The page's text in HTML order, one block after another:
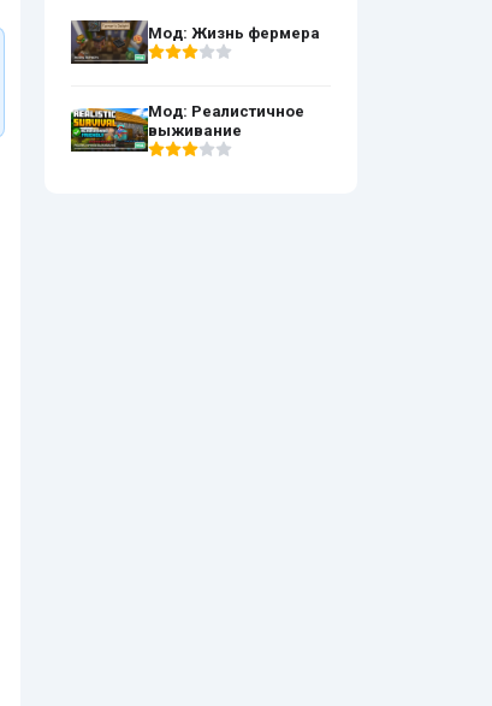
Мод: Жизнь фермера
Мод: Реалистичное
выживание